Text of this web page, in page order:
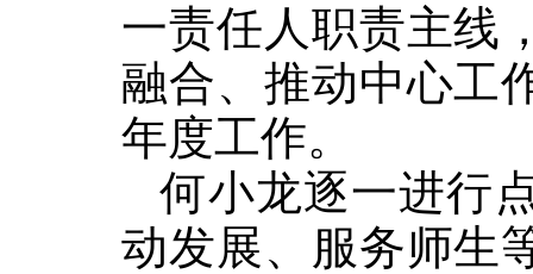
一责任人职责主线
融合、推动中心工
年度工作。
何小龙逐一进行
动发展、服务师生